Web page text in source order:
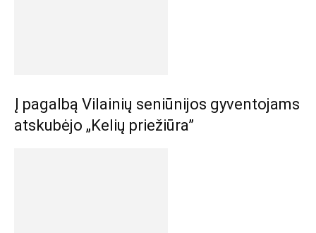
Į pagalbą Vilainių seniūnijos gyventojams
atskubėjo „Kelių priežiūra”